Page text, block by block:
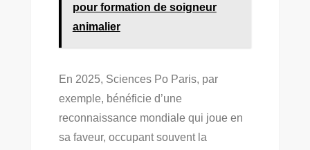
pour formation de soigneur
animalier
En 2025, Sciences Po Paris, par
exemple, bénéficie d’une
reconnaissance mondiale qui joue en
sa faveur, occupant souvent la